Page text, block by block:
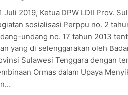
Juli 2019, Ketua DPW LDII Prov.
sosialisasi Perppu no. 2
undang no. 17 tahun 2013
yang di selenggarakan oleh
Sulawesi Tenggara dengan
Ormas dalam Upaya